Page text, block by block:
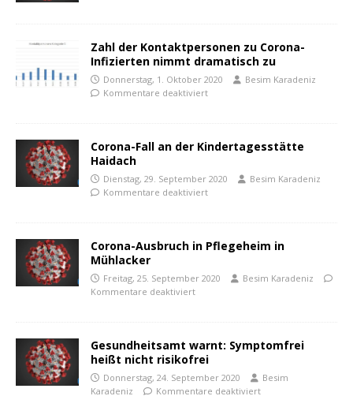
Zahl der Kontaktpersonen zu Corona-
Infizierten nimmt dramatisch zu
Donnerstag, 1. Oktober 2020
Besim Karadeniz
Kommentare deaktiviert
Corona-Fall an der Kindertagesstätte
Haidach
Dienstag, 29. September 2020
Besim Karadeniz
Kommentare deaktiviert
Corona-Ausbruch in Pflegeheim in
Mühlacker
Freitag, 25. September 2020
Besim Karadeniz
Kommentare deaktiviert
Gesundheitsamt warnt: Symptomfrei
heißt nicht risikofrei
Donnerstag, 24. September 2020
Besim
Karadeniz
Kommentare deaktiviert